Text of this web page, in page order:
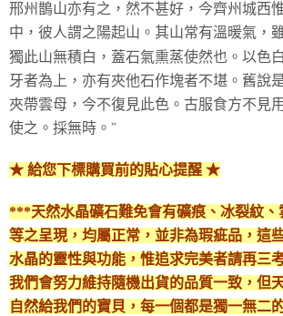
邢州鵲山亦有之，然不甚好，今齊州城西
中，彼人謂之陽起山。其山常有溫暖氣，
獨此山無積白，蓋石氣熏蒸使然也。以色
牙者為上，亦有夾他石作塊者不堪。舊說
夾帶雲母，今不復見此色。古服食方不見
使之。採無時。 ”
★ 給您下標購買前的貼心提醒 ★
***天然水晶礦石難免會有礦痕、冰裂紋、
等之呈現，均屬正常，並非為瑕疵品，這
水晶的靈性與功能，惟追求完美者請再三
我們會努力維持隨機出貨的品質一致，但
自然給我們的寶貝，每一個都是獨一無二